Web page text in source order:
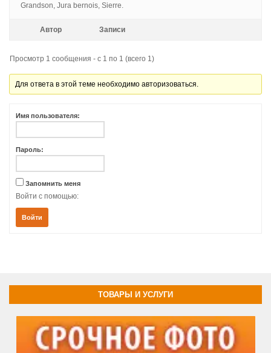
Grandson, Jura bernois, Sierre.
Автор Записи
Просмотр 1 сообщения - с 1 по 1 (всего 1)
Для ответа в этой теме необходимо авторизоваться.
Имя пользователя:
Пароль:
Запомнить меня
Войти с помощью:
Войти
ТОВАРЫ И УСЛУГИ